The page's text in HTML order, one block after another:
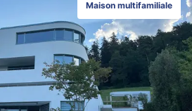
Maison multifamiliale